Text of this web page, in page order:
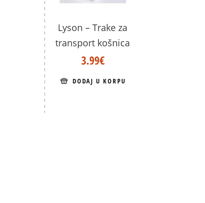
Lyson – Trake za
transport košnica
3.99€
DODAJ U KORPU